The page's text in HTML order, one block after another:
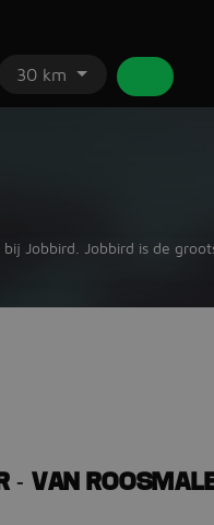
30 km
Jobbird. Jobbird is de
- VAN